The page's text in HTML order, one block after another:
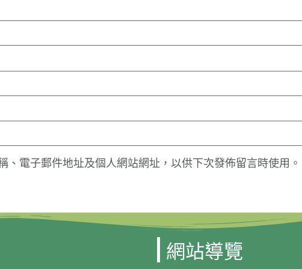
、電子郵件地址及個人網站網址，以供下次發佈留言時使用。
網站導覽